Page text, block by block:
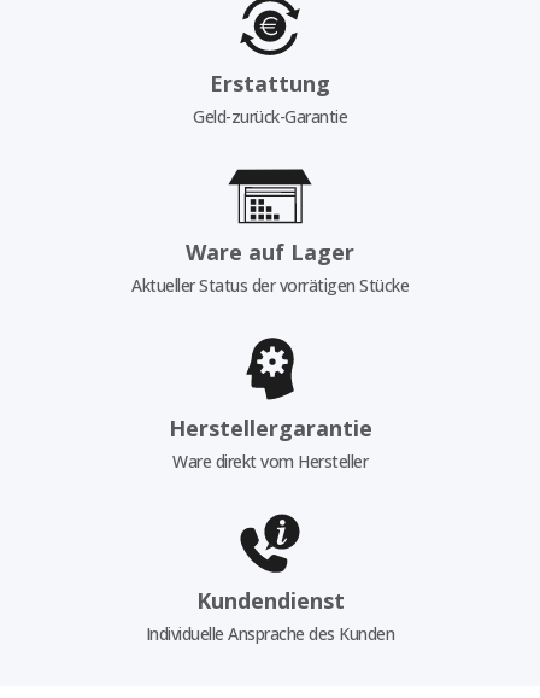
Erstattung
Geld-zurück-Garantie
Ware auf Lager
Aktueller Status der vorrätigen Stücke
Herstellergarantie
Ware direkt vom Hersteller
Kundendienst
Individuelle Ansprache des Kunden